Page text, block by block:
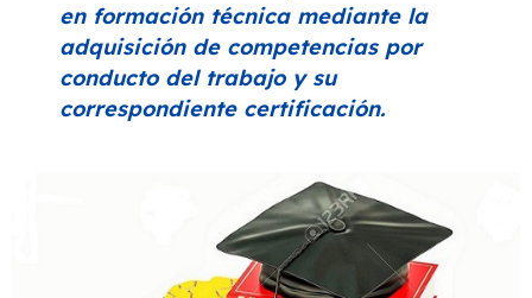
en formación técnica mediante la
adquisición de competencias por
conducto del trabajo y su
correspondiente certificación.